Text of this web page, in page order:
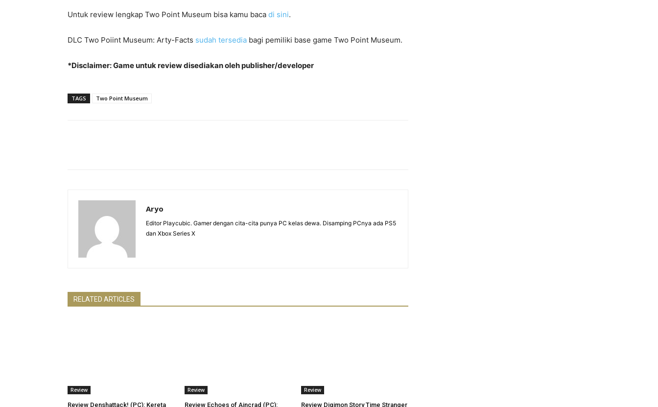
Untuk review lengkap Two Point Museum bisa kamu baca di sini.
DLC Two Poiint Museum: Arty-Facts sudah tersedia bagi pemiliki base game Two Point Museum.
*Disclaimer: Game untuk review disediakan oleh publisher/developer
TAGS Two Point Museum
Aryo
Editor Playcubic. Gamer dengan cita-cita punya PC kelas dewa. Disamping PCnya ada PS5
dan Xbox Series X
RELATED ARTICLES
Review
Review Denshattack! (PC): Kereta
Review
Review Echoes of Aincrad (PC):
Review
Review Digimon Story Time Stranger